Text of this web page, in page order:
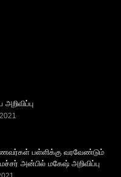
பள்ளிக்கு வரவேண்டும்
அன்பில் மகேஷ் அறிவிப்பு